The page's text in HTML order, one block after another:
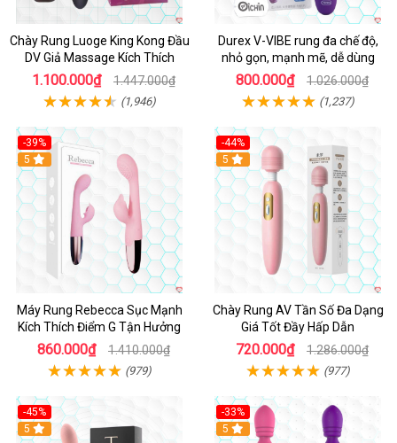
Chày Rung Luoge King Kong Đầu
DV Giả Massage Kích Thích
1.100.000₫ 1.447.000₫
(1,946)
Durex V-VIBE rung đa chế độ,
nhỏ gọn, mạnh mẽ, dễ dùng
800.000₫ 1.026.000₫
(1,237)
-39%
Hot
5
Máy Rung Rebecca Sục Mạnh
Kích Thích Điểm G Tận Hưởng
860.000₫ 1.410.000₫
(979)
-44%
Hot
5
Chày Rung AV Tần Số Đa Dạng
Giá Tốt Đầy Hấp Dẫn
720.000₫ 1.286.000₫
(977)
-45%
Hot
5
-33%
Hot
5